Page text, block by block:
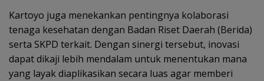
Kartoyo juga menekankan pentingnya kolaborasi
tenaga kesehatan dengan Badan Riset Daerah (Berida)
serta SKPD terkait. Dengan sinergi tersebut, inovasi
dapat dikaji lebih mendalam untuk menentukan mana
yang layak diaplikasikan secara luas agar memberi